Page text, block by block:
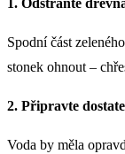
Spodní část
stonek ohnout –
2. Připravte
Voda by měla